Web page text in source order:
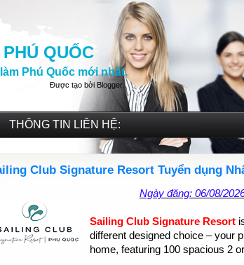
QUỐC
Phú Quốc mới nhất.
Được tạo bởi Blogger.
THÔNG TIN LIÊN HỆ:
Club Signature Resort Tuyển dụng
Ngày đăng: 06/08/
Sailing Club Signature Resort
different designed choice – your
home, featuring 100 spacious 2